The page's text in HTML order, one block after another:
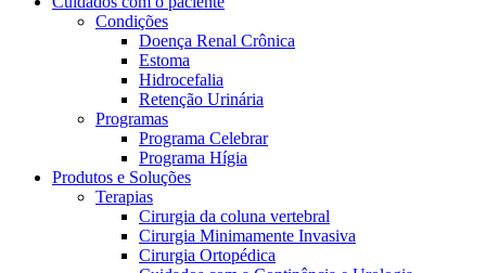
Condições
Doença Renal Crônica
Estoma
Hidrocefalia
Retenção Urinária
Programas
Programa Celebrar
Programa Hígia
Produtos e Soluções
Terapias
Cirurgia da coluna vertebral
Cirurgia Minimamente Invasiva
Cirurgia Ortopédica